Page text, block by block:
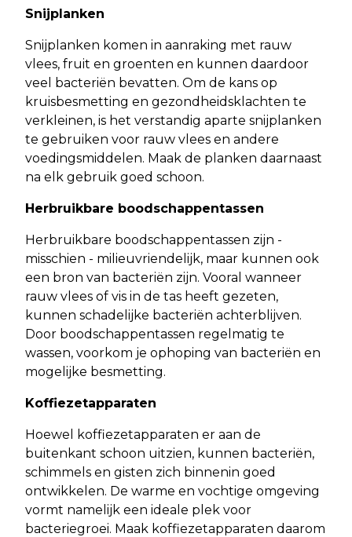
Snijplanken
Snijplanken komen in aanraking met rauw
vlees, fruit en groenten en kunnen daardoor
veel bacteriën bevatten. Om de kans op
kruisbesmetting en gezondheidsklachten te
verkleinen, is het verstandig aparte snijplanken
te gebruiken voor rauw vlees en andere
voedingsmiddelen. Maak de planken daarnaast
na elk gebruik goed schoon.
Herbruikbare boodschappentassen
Herbruikbare boodschappentassen zijn -
misschien - milieuvriendelijk, maar kunnen ook
een bron van bacteriën zijn. Vooral wanneer
rauw vlees of vis in de tas heeft gezeten,
kunnen schadelijke bacteriën achterblijven.
Door boodschappentassen regelmatig te
wassen, voorkom je ophoping van bacteriën en
mogelijke besmetting.
Koffiezetapparaten
Hoewel koffiezetapparaten er aan de
buitenkant schoon uitzien, kunnen bacteriën,
schimmels en gisten zich binnenin goed
ontwikkelen. De warme en vochtige omgeving
vormt namelijk een ideale plek voor
bacteriegroei. Maak koffiezetapparaten daarom